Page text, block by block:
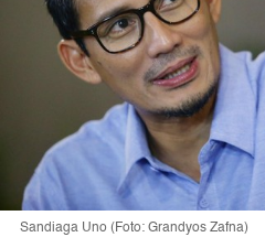
Sandiaga Uno (Foto: Grandyos Zafna)